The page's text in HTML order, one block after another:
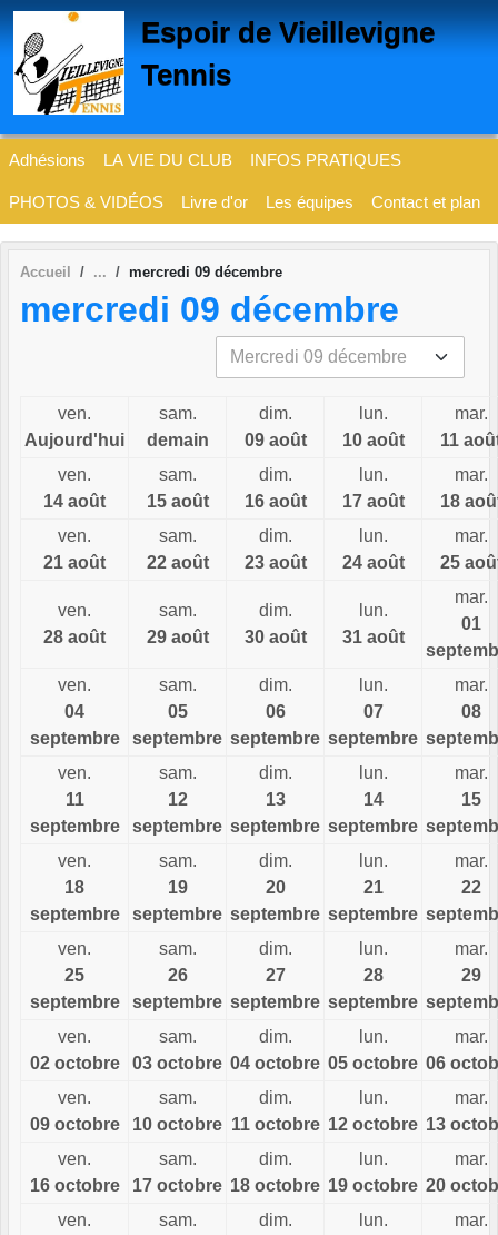
Espoir de Vieillevigne
Tennis
Adhésions LA VIE DU CLUB INFOS PRATIQUES
PHOTOS & VIDÉOS Livre d'or Les équipes Contact et plan
Accueil mercredi 09 décembre
mercredi 09 décembre
ven.
Aujourd'hui
sam.
demain
dim.
09 août
lun.
10 août
mar.
11
ven.
14 août
sam.
15 août
dim.
16 août
lun.
17 août
mar.
18
ven.
21 août
sam.
22 août
dim.
23 août
lun.
24 août
mar.
25
ven.
28 août
sam.
29 août
dim.
30 août
lun.
31 août
mar.
01
ven.
04
septembre
sam.
05
septembre
dim.
06
septembre
lun.
07
septembre
mar.
08
ven.
11
septembre
sam.
12
septembre
dim.
13
septembre
lun.
14
septembre
mar.
15
ven.
18
septembre
sam.
19
septembre
dim.
20
septembre
lun.
21
septembre
mar.
22
ven.
25
septembre
sam.
26
septembre
dim.
27
septembre
lun.
28
septembre
mar.
29
ven.
02 octobre
sam.
03 octobre
dim.
04 octobre
lun.
05 octobre
mar.
06
ven.
09 octobre
sam.
10 octobre
dim.
11 octobre
lun.
12 octobre
mar.
13
ven.
16 octobre
sam.
17 octobre
dim.
18 octobre
lun.
19 octobre
mar.
20
ven.
sam.
dim.
lun.
mar.
Panneau de gestion des cookies